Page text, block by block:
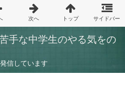
手な中学生のやる気をの
信しています